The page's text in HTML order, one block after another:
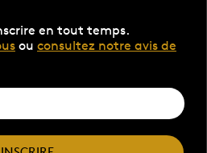
en tout temps.
ou consultez notre avis de